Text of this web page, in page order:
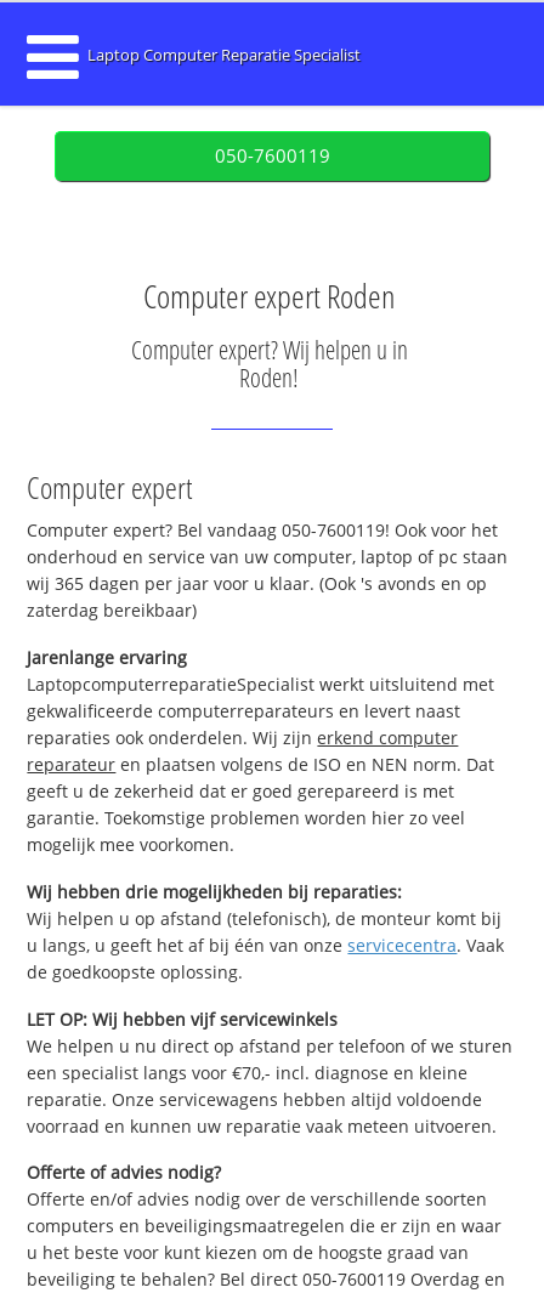
Laptop Computer Reparatie Specialist
050-7600119
Computer expert Roden
Computer expert? Wij helpen u in
Roden!
Computer expert
Computer expert? Bel vandaag 050-7600119! Ook voor het
onderhoud en service van uw computer, laptop of pc staan
wij 365 dagen per jaar voor u klaar. (Ook 's avonds en op
zaterdag bereikbaar)
Jarenlange ervaring
LaptopcomputerreparatieSpecialist werkt uitsluitend met
gekwalificeerde computerreparateurs en levert naast
reparaties ook onderdelen. Wij zijnerkend computer
reparateur en plaatsen volgens de ISO en NEN norm. Dat
geeft u de zekerheid dat er goed gerepareerd is met
garantie. Toekomstige problemen worden hier zo veel
mogelijk mee voorkomen.
Wij hebben drie mogelijkheden bij reparaties:
Wij helpen u op afstand (telefonisch), de monteur komt bij
u langs, u geeft het af bij één van onzeservicecentra. Vaak
de goedkoopste oplossing.
LET OP: Wij hebben vijf servicewinkels
We helpen u nu direct op afstand per telefoon of we sturen
een specialist langs voor €70,- incl. diagnose en kleine
reparatie. Onze servicewagens hebben altijd voldoende
voorraad en kunnen uw reparatie vaak meteen uitvoeren.
Offerte of advies nodig?
Offerte en/of advies nodig over de verschillende soorten
computers en beveiligingsmaatregelen die er zijn en waar
u het beste voor kunt kiezen om de hoogste graad van
beveiliging te behalen? Bel direct 050-7600119 Overdag en